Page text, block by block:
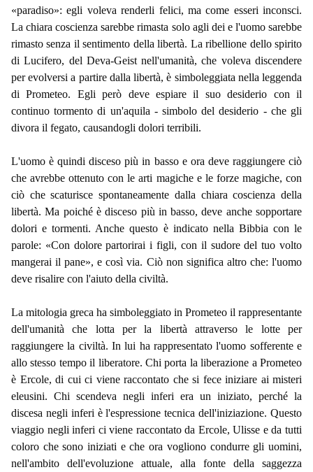
«paradiso»: egli voleva renderli felici, ma come esseri inconsci.
La chiara coscienza sarebbe rimasta solo agli dei e l'uomo sarebbe
rimasto senza il sentimento della libertà. La ribellione dello spirito
di Lucifero, del Deva-Geist nell'umanità, che voleva discendere
per evolversi a partire dalla libertà, è simboleggiata nella leggenda
di Prometeo. Egli però deve espiare il suo desiderio con il
continuo tormento di un'aquila - simbolo del desiderio - che gli
divora il fegato, causandogli dolori terribili.
L'uomo è quindi disceso più in basso e ora deve raggiungere ciò
che avrebbe ottenuto con le arti magiche e le forze magiche, con
ciò che scaturisce spontaneamente dalla chiara coscienza della
libertà. Ma poiché è disceso più in basso, deve anche sopportare
dolori e tormenti. Anche questo è indicato nella Bibbia con le
parole: «Con dolore partorirai i figli, con il sudore del tuo volto
mangerai il pane», e così via. Ciò non significa altro che: l'uomo
deve risalire con l'aiuto della civiltà.
La mitologia greca ha simboleggiato in Prometeo il rappresentante
dell'umanità che lotta per la libertà attraverso le lotte per
raggiungere la civiltà. In lui ha rappresentato l'uomo sofferente e
allo stesso tempo il liberatore. Chi porta la liberazione a Prometeo
è Ercole, di cui ci viene raccontato che si fece iniziare ai misteri
eleusini. Chi scendeva negli inferi era un iniziato, perché la
discesa negli inferi è l'espressione tecnica dell'iniziazione. Questo
viaggio negli inferi ci viene raccontato da Ercole, Ulisse e da tutti
coloro che sono iniziati e che ora vogliono condurre gli uomini,
nell'ambito dell'evoluzione attuale, alla fonte della saggezza